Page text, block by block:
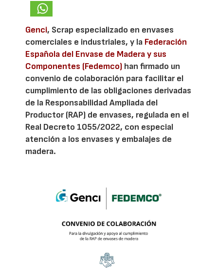
Genci, Scrap especializado en envases
comerciales e industriales, y la Federación
Española del Envase de Madera y sus
Componentes (Fedemco) han firmado un
convenio de colaboración para facilitar el
cumplimiento de las obligaciones derivadas
de la Responsabilidad Ampliada del
Productor (RAP) de envases, regulada en el
Real Decreto 1055/2022, con especial
atención a los envases y embalajes de
madera.